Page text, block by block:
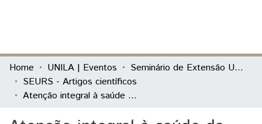
Communities & Collections
All of DSpace
Home UNILA | Eventos
Seminário de Extensão Universitária da Região Sul (SEURS)
SEURS - Artigos científicos
Atenção integral à saúde da comuindade escolar - AISCE: atenção à fala do escolar